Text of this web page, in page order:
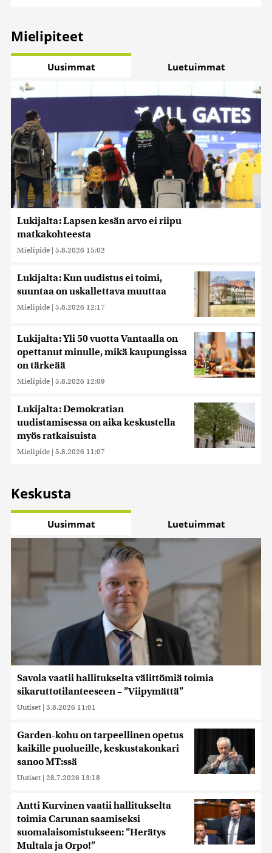
Mielipiteet
Uusimmat Luetuimmat
Lukijalta: Lapsen kesän arvo ei riipu
matkakohteesta
Mielipide | 5.8.2026 15:02
Lukijalta: Kun uudistus ei toimi,
suuntaa on uskallettava muuttaa
Mielipide | 5.8.2026 12:17
Lukijalta: Yli 50 vuotta Vantaalla on
opettanut minulle, mikä kaupungissa
on tärkeää
Mielipide | 5.8.2026 12:09
Lukijalta: Demokratian
uudistamisessa on aika keskustella
myös ratkaisuista
Mielipide | 5.8.2026 11:07
Keskusta
Uusimmat Luetuimmat
Savola vaatii hallitukselta välittömiä toimia
sikaruttotilanteeseen – ”Viipymättä”
Uutiset | 3.8.2026 11:01
Garden-kohu on tarpeellinen opetus
kaikille puolueille, keskustakonkari
sanoo MT:ssä
Uutiset | 28.7.2026 13:18
Antti Kurvinen vaatii hallitukselta
toimia Carunan saamiseksi
suomalaisomistukseen: ”Herätys
Multala ja Orpo!”